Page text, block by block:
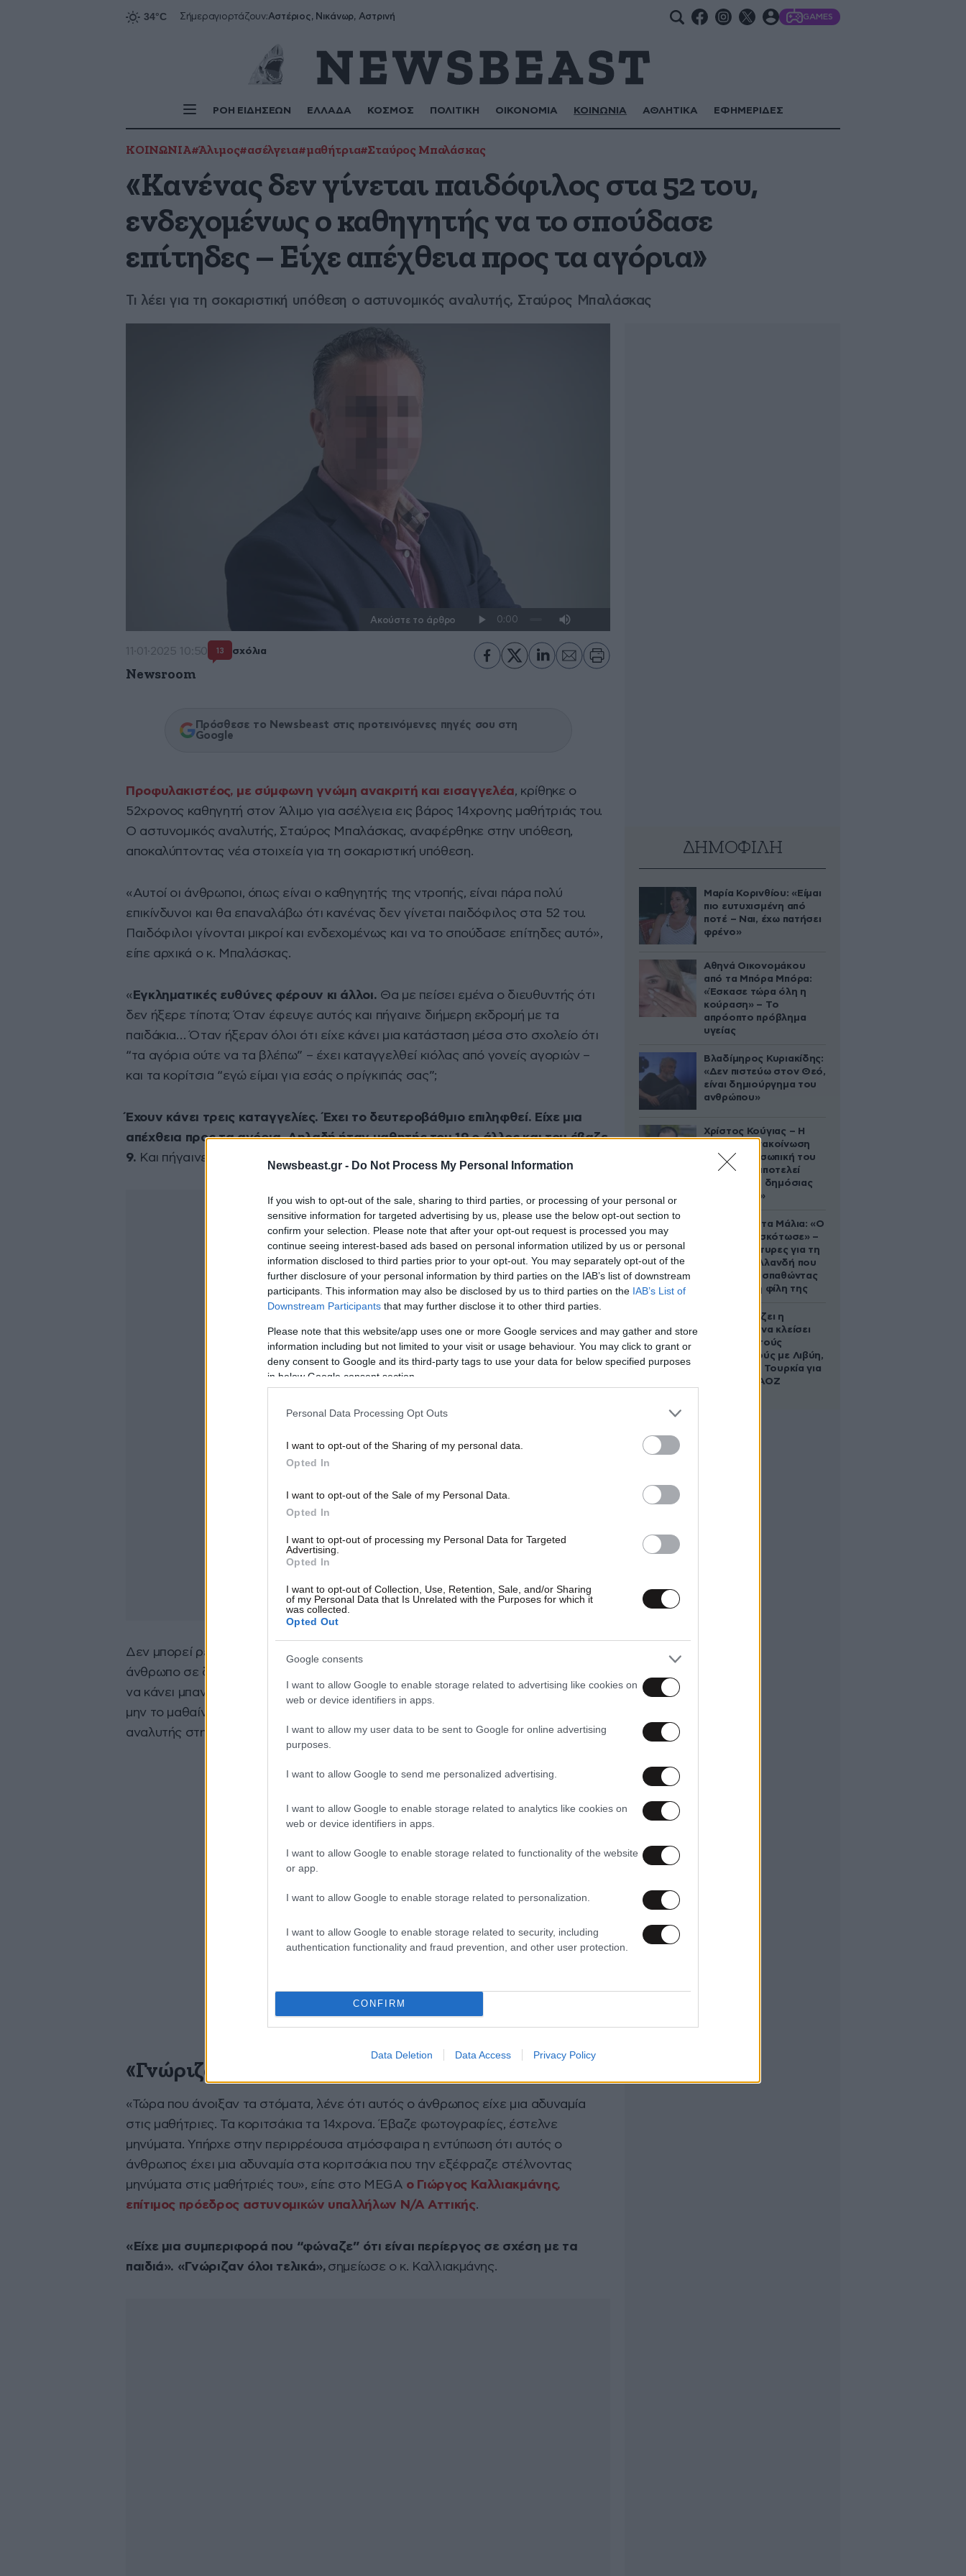
Newsbeast.gr - Do Not Process My Personal Information
If you wish to opt-out of the sale, sharing to third parties, or processing of your personal or
sensitive information for targeted advertising by us, please use the below opt-out section to
confirm your selection. Please note that after your opt-out request is processed you may
continue seeing interest-based ads based on personal information utilized by us or personal
information disclosed to third parties prior to your opt-out. You may separately opt-out of the
further disclosure of your personal information by third parties on the IAB’s list of downstream
participants. This information may also be disclosed by us to third parties on the IAB’s List of
Downstream Participants that may further disclose it to other third parties.
Please note that this website/app uses one or more Google services and may gather and store
information including but not limited to your visit or usage behaviour. You may click to grant or
deny consent to Google and its third-party tags to use your data for below specified purposes
in below Google consent section.
Personal Data Processing Opt Outs
I want to opt-out of the Sharing of my personal data.
Opted In
I want to opt-out of the Sale of my Personal Data.
Opted In
I want to opt-out of processing my Personal Data for Targeted
Advertising.
Opted In
I want to opt-out of Collection, Use, Retention, Sale, and/or Sharing
of my Personal Data that Is Unrelated with the Purposes for which it
was collected.
Opted Out
Google consents
I want to allow Google to enable storage related to advertising like cookies on
web or device identifiers in apps.
I want to allow my user data to be sent to Google for online advertising
purposes.
I want to allow Google to send me personalized advertising.
I want to allow Google to enable storage related to analytics like cookies on
web or device identifiers in apps.
I want to allow Google to enable storage related to functionality of the website
or app.
I want to allow Google to enable storage related to personalization.
I want to allow Google to enable storage related to security, including
authentication functionality and fraud prevention, and other user protection.
CONFIRM
Data Deletion Data Access Privacy Policy
Σήμεραγιορτάζουν:Αστέριος, Νικάνωρ, Αστρινή GAMES
ΡΟΗ ΕΙΔΗΣΕΩΝ ΕΛΛΑΔΑ ΚΟΣΜΟΣ ΠΟΛΙΤΙΚΗ ΟΙΚΟΝΟΜΙΑ ΚΟΙΝΩΝΙΑ ΑΘΛΗΤΙΚΑ ΕΦΗΜΕΡΙΔΕΣ
ΚΟΙΝΩΝΙΑ#Άλιμος#ασέλγεια#μαθήτρια#Σταύρος Μπαλάσκας
«Κανένας δεν γίνεται παιδόφιλος στα 52 του,
ενδεχομένως ο καθηγητής να το σπούδασε
επίτηδες – Είχε απέχθεια προς τα αγόρια»
Τι λέει για τη σοκαριστική υπόθεση ο αστυνομικός αναλυτής, Σταύρος Μπαλάσκας
Ακούστε το άρθρο
11·01·2025 10:50 13 σχόλια
Newsroom
Πρόσθεσε το Newsbeast στις προτεινόμενες πηγές σου στη
Google
Προφυλακιστέος, με σύμφωνη γνώμη ανακριτή και εισαγγελέα, κρίθηκε ο
52χρονος καθηγητή στον Άλιμο για ασέλγεια εις βάρος 14χρονης μαθήτριάς του.
Ο αστυνομικός αναλυτής, Σταύρος Μπαλάσκας, αναφέρθηκε στην υπόθεση,
αποκαλύπτοντας νέα στοιχεία για τη σοκαριστική υπόθεση.
«Αυτοί οι άνθρωποι, όπως είναι ο καθηγητής της ντροπής, είναι πάρα πολύ
επικίνδυνοι και θα επαναλάβω ότι κανένας δεν γίνεται παιδόφιλος στα 52 του.
Παιδόφιλοι γίνονται μικροί και ενδεχομένως και να το σπούδασε επίτηδες αυτό»,
είπε αρχικά ο κ. Μπαλάσκας.
« Εγκληματικές ευθύνες φέρουν κι άλλοι. Θα με πείσει εμένα ο διευθυντής ότι
δεν ήξερε τίποτα; Όταν έφευγε αυτός και πήγαινε διήμερη εκδρομή με τα
παιδάκια… Όταν ήξεραν όλοι ότι είχε κάνει μια κατάσταση μέσα στο σχολείο ότι
“τα αγόρια ούτε να τα βλέπω” – έχει καταγγελθεί κιόλας από γονείς αγοριών –
και τα κορίτσια “εγώ είμαι για εσάς ο πρίγκιπάς σας”;
Έχουν κάνει τρεις καταγγελίες. Έχει το δευτεροβάθμιο επιληφθεί. Είχε μια
απέχθεια προς τα αγόρια. Δηλαδή ήταν μαθητής του 19 ο άλλος και του έβαζε
9. Και πήγαινε η μάνα του και μιλούσε και απαξιωτικά στους γονείς.
Δεν μπορεί ρε φίλε να το στέλνεις το παιδί, κύριε διευθυντά, με αυτόν τον
άνθρωπο σε διήμερη εκδρομή. Ενώ απαγορεύεται ρητά να βάζει και μαγιό του και
να κάνει μπανάκι και να του κάνουν μασάζ τα κορίτσια μπροστά στα αγόρια και να
μην το μαθαίνει ο διευθυντής. Ξήλωσέ τον», τόνισε ακόμη ο αστυνομικός
αναλυτής στην ΕΡΤ.
«Γνώριζαν όλοι τελικά»
«Τώρα που άνοιξαν τα στόματα, λένε ότι αυτός ο άνθρωπος είχε μια αδυναμία
στις μαθήτριες. Τα κοριτσάκια τα 14χρονα. Έβαζε φωτογραφίες, έστελνε
μηνύματα. Υπήρχε στην περιρρέουσα ατμόσφαιρα η εντύπωση ότι αυτός ο
άνθρωπος έχει μια αδυναμία στα κοριτσάκια που την εξέφραζε στέλνοντας
μηνύματα στις μαθήτριές του», είπε στο MEGA ο Γιώργος Καλλιακμάνης,
επίτιμος πρόεδρος αστυνομικών υπαλλήλων Ν/Α Αττικής.
«Είχε μια συμπεριφορά που “φώναζε” ότι είναι περίεργος σε σχέση με τα
παιδιά». «Γνώριζαν όλοι τελικά», σημείωσε ο κ. Καλλιακμάνης.
ΔΗΜΟΦΙΛΗ
Μαρία Κορινθίου: «Είμαι
πιο ευτυχισμένη από
ποτέ – Ναι, έχω πατήσει
φρένο»
Αθηνά Οικονομάκου
από τα Μπόρα Μπόρα:
«Έσκασε τώρα όλη η
κούραση» – Το
απρόοπτο πρόβλημα
υγείας
Βλαδίμηρος Κυριακίδης:
«Δεν πιστεύω στον Θεό,
είναι δημιούργημα του
ανθρώπου»
Χρίστος Κούγιας – Η
αυστηρή ανακοίνωση
για την προσωπική του
ζωή: «Δεν αποτελεί
αντικείμενο δημόσιας
συζήτησης»
Τραγωδία στα Μάλια: «Ο
πανικός τη σκότωσε» –
Τι λένε μάρτυρες για τη
42χρονη Ολλανδή που
πνίγηκε προσπαθώντας
να σώσει τη φίλη της
Πώς σχεδιάζει η
κυβέρνηση να κλείσει
τους ανοιχτούς
λογαριασμούς με Λιβύη,
Αλβανία και Τουρκία για
τη χάραξη ΑΟΖ